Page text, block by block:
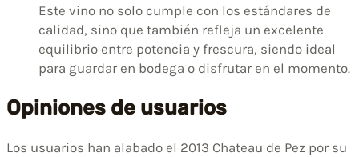
Este vino no solo cumple con los estándares de
calidad, sino que también refleja un excelente
equilibrio entre potencia y frescura, siendo ideal
para guardar en bodega o disfrutar en el momento.
Opiniones de usuarios
Los usuarios han alabado el 2013 Chateau de Pez por su